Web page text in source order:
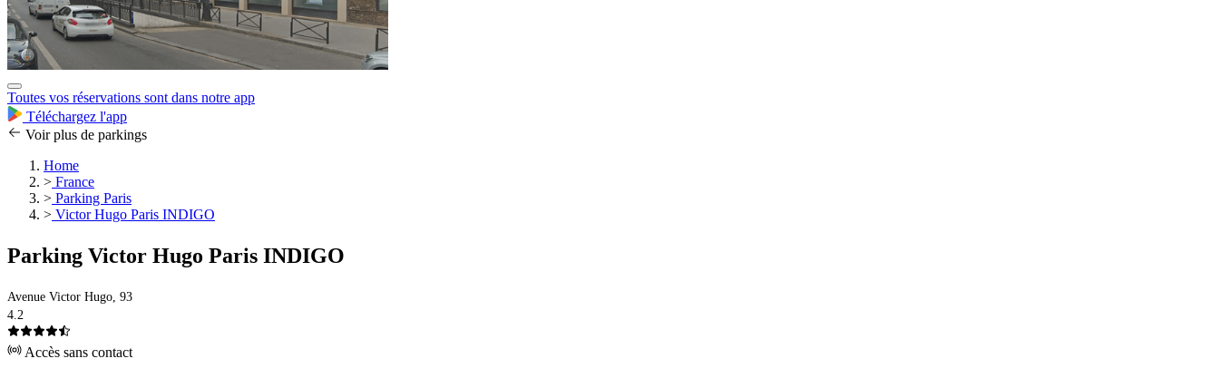
Toutes vos réservations sont dans notre app
Téléchargez l'app
Voir plus de parkings
Home
> France
> Parking Paris
> Victor Hugo Paris INDIGO
Parking Victor Hugo Paris INDIGO
Avenue Victor Hugo, 93
4.2
Accès sans contact